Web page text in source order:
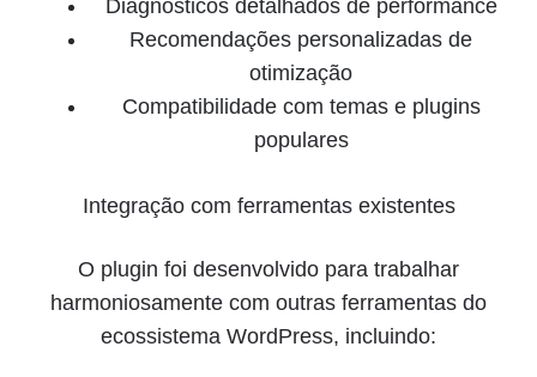
Diagnósticos detalhados de performance
Recomendações personalizadas de
otimização
Compatibilidade com temas e plugins
populares
Integração com ferramentas existentes
O plugin foi desenvolvido para trabalhar
harmoniosamente com outras ferramentas do
ecossistema WordPress, incluindo: